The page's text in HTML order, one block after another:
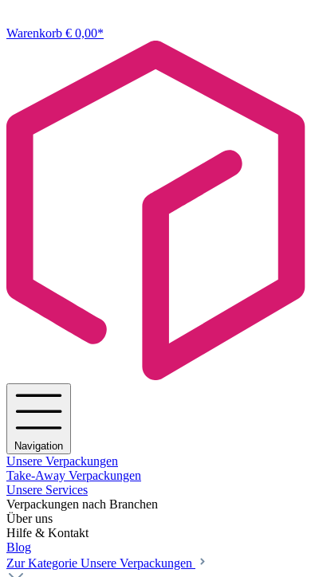
Warenkorb € 0,00*
Navigation
Unsere Verpackungen
Take-Away Verpackungen
Unsere Services
Verpackungen nach Branchen
Über uns
Hilfe & Kontakt
Blog
Zur Kategorie Unsere Verpackungen